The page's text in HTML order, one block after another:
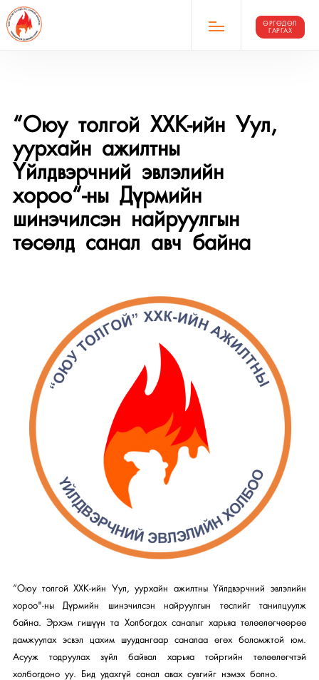
ӨРГӨДӨЛ
ГАРГАХ
“Оюу толгой ХХК-ийн Уул,
уурхайн ажилтны
Үйлдвэрчний эвлэлийн
хороо“-ны Дүрмийн
шинэчилсэн найруулгын
төсөлд санал авч байна
“Оюу толгой ХХК-ийн Уул, уурхайн ажилтны Үйлдвэрчний эвлэлийн
хороо"-ны Дүрмийн шинэчилсэн найруулгын төслийг танилцуулж
байна. Эрхэм гишүүн та Холбогдох саналыг харьяа төлөөлөгчөөрөө
дамжуулах эсвэл цахим шуудангаар саналаа өгөх боломжтой юм.
Асууж тодруулах зүйл байвал харьяа тойргийн төлөөлөгчтэй
холбогдоно уу. Бид удахгүй санал авах сувгийг нэмэх болно.